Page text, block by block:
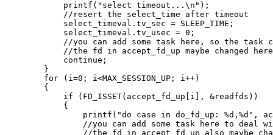
            printf("select timeout...\n");
            //resert the select_time after timeout
            select_timeval.tv_sec = SLEEP_TIME;
            select_timeval.tv_usec = 0;
//you can add some task here, so the task
            //the fd in accept_fd_up maybe changed here
            continue;
        }
        for (i=0; i<MAX_SESSION_UP; i++)
        {
            if (FD_ISSET(accept_fd_up[i], &readfds))
            {
printf("do case in do_fd_up: %d,%d",
//you can add some task here to deal
//the fd in accept_fd_up also maybe